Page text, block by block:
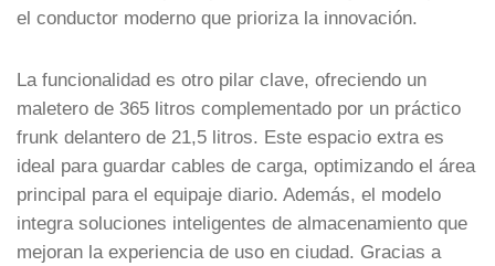
el conductor moderno que prioriza la innovación.
La funcionalidad es otro pilar clave, ofreciendo un
maletero de 365 litros complementado por un práctico
frunk delantero de 21,5 litros. Este espacio extra es
ideal para guardar cables de carga, optimizando el área
principal para el equipaje diario. Además, el modelo
integra soluciones inteligentes de almacenamiento que
mejoran la experiencia de uso en ciudad. Gracias a